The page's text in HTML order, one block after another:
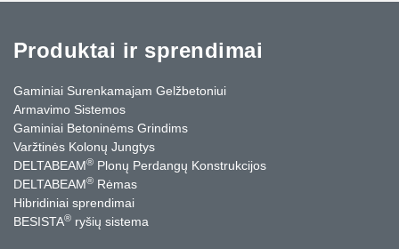
Produktai ir sprendimai
Gaminiai Surenkamajam Gelžbetoniui
Armavimo Sistemos
Gaminiai Betoninėms Grindims
Varžtinės Kolonų Jungtys
DELTABEAM® Plonų Perdangų Konstrukcijos
DELTABEAM® Rėmas
Hibridiniai sprendimai
BESISTA® ryšių sistema